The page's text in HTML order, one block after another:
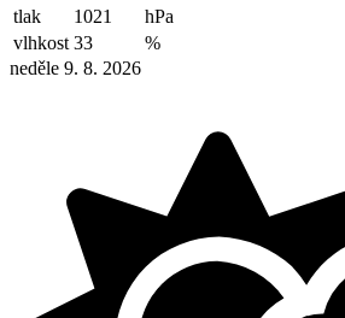
tlak
1021
hPa
vlhkost 33
%
neděle 9. 8. 2026